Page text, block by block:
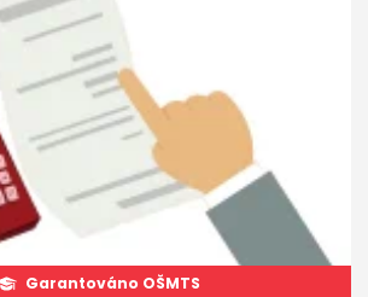
Garantováno OŠMTS